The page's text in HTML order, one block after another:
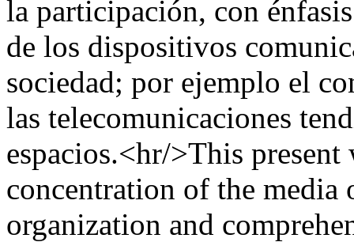
la participación, con
de los dispositivos
sociedad; por ejemplo el
las telecomunicaciones
espacios.<hr/>This
concentration of the
organization and